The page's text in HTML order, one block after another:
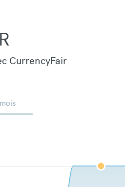
CurrencyFair